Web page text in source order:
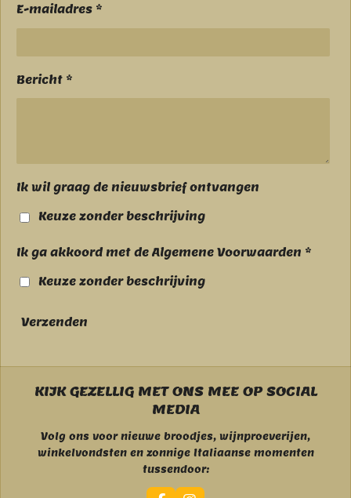
E-mailadres *
Bericht *
Ik wil graag de nieuwsbrief ontvangen
Keuze zonder beschrijving
Ik ga akkoord met de Algemene Voorwaarden *
Keuze zonder beschrijving
Verzenden
KIJK GEZELLIG MET ONS MEE OP SOCIAL
MEDIA
Volg ons voor nieuwe broodjes, wijnproeverijen,
winkelvondsten en zonnige Italiaanse momenten
tussendoor: